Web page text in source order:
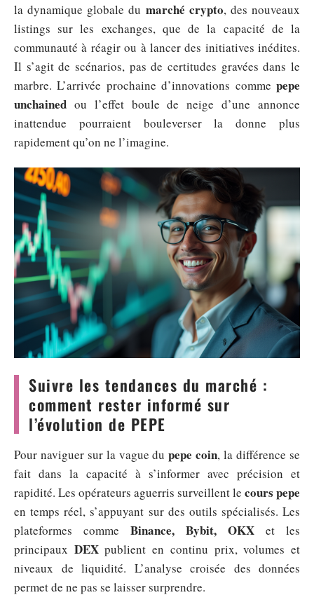
la dynamique globale du marché crypto, des nouveaux
listings sur les exchanges, que de la capacité de la
communauté à réagir ou à lancer des initiatives inédites.
Il s’agit de scénarios, pas de certitudes gravées dans le
marbre. L’arrivée prochaine d’innovations comme pepe
unchained ou l’effet boule de neige d’une annonce
inattendue pourraient bouleverser la donne plus
rapidement qu’on ne l’imagine.
Suivre les tendances du marché :
comment rester informé sur
l’évolution de PEPE
Pour naviguer sur la vague dupepe coin, la différence se
fait dans la capacité à s’informer avec précision et
rapidité. Les opérateurs aguerris surveillent le cours pepe
en temps réel, s’appuyant sur des outils spécialisés. Les
plateformes comme Binance, Bybit, OKX et les
principaux DEXpublient en continu prix, volumes et
niveaux de liquidité. L’analyse croisée des données
permet de ne pas se laisser surprendre.